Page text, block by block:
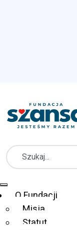
Szukaj
Menu Główne
O Fundacji
Misja
Statut
Fundacja